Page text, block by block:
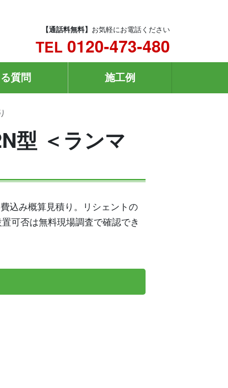
【通話料無料】 お気軽にお電話ください
TEL 0120-473-480
質問 施工例
型 ＜ランマ
込み概算見積り。リシェントの
可否は無料現場調査で確認でき